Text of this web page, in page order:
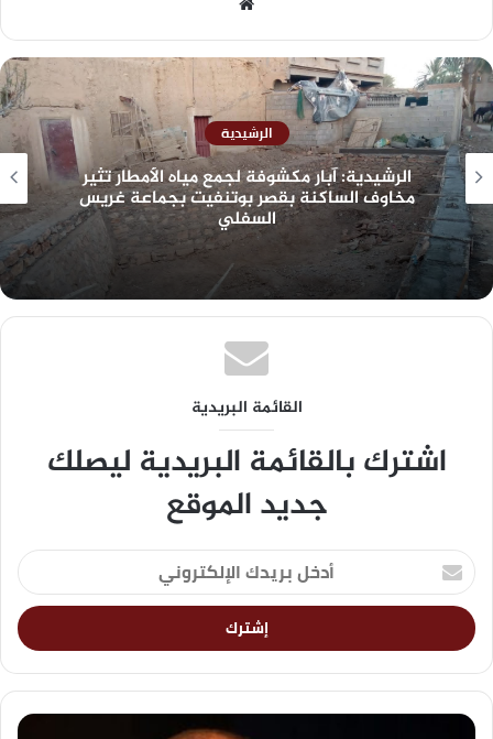
الرشيدية
تعزية في وفاة مولاي المهدي العلوي الصوصي
القائمة البريدية
اشترك بالقائمة البريدية ليصلك
جديد الموقع